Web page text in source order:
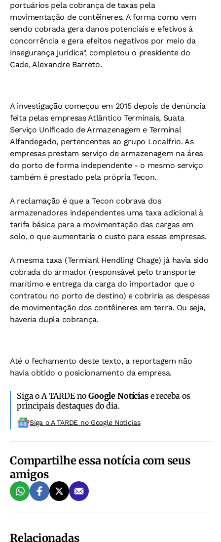
portuários pela cobrança de taxas pela
movimentação de contêineres. A forma como vem
sendo cobrada gera danos potenciais e efetivos à
concorrência e gera efeitos negativos por meio da
insegurança jurídica", completou o presidente do
Cade, Alexandre Barreto.
A investigação começou em 2015 depois de denúncia
feita pelas empresas Atlântico Terminais, Suata
Serviço Unificado de Armazenagem e Terminal
Alfandegado, pertencentes ao grupo Localfrio. As
empresas prestam serviço de armazenagem na área
do porto de forma independente - o mesmo serviço
também é prestado pela própria Tecon.
A reclamação é que a Tecon cobrava dos
armazenadores independentes uma taxa adicional à
tarifa básica para a movimentação das cargas em
solo, o que aumentaria o custo para essas empresas.
A mesma taxa (Termianl Hendling Chage) já havia sido
cobrada do armador (responsável pelo transporte
marítimo e entrega da carga do importador que o
contratou no porto de destino) e cobriria as despesas
de movimentação dos contêineres em terra. Ou seja,
haveria dupla cobrança.
Até o fechamento deste texto, a reportagem não
havia obtido o posicionamento da empresa.
Siga o A TARDE noGoogle Notíciase receba os
principais destaques do dia.
Siga o A TARDE no Google Noticias
Compartilhe essa notícia com seus
amigos
Relacionadas